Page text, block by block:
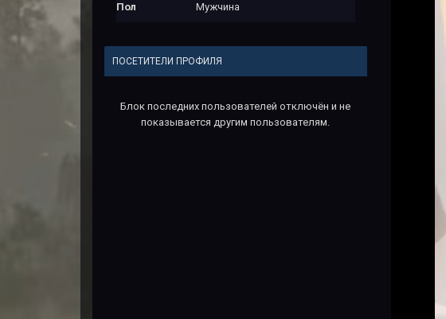
Пол Мужчина
ПОСЕТИТЕЛИ ПРОФИЛЯ
Блок последних пользователей отключён и не
показывается другим пользователям.